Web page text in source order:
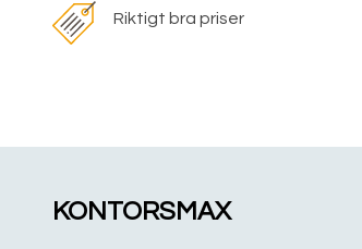
Riktigt bra priser
KONTORSMAX